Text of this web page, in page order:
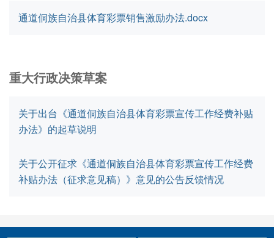
通道侗族自治县体育彩票销售激励办法.docx
重大行政决策草案
关于出台《通道侗族自治县体育彩票宣传工作经费补贴
办法》的起草说明
关于公开征求《通道侗族自治县体育彩票宣传工作经费
补贴办法（征求意见稿）》意见的公告反馈情况